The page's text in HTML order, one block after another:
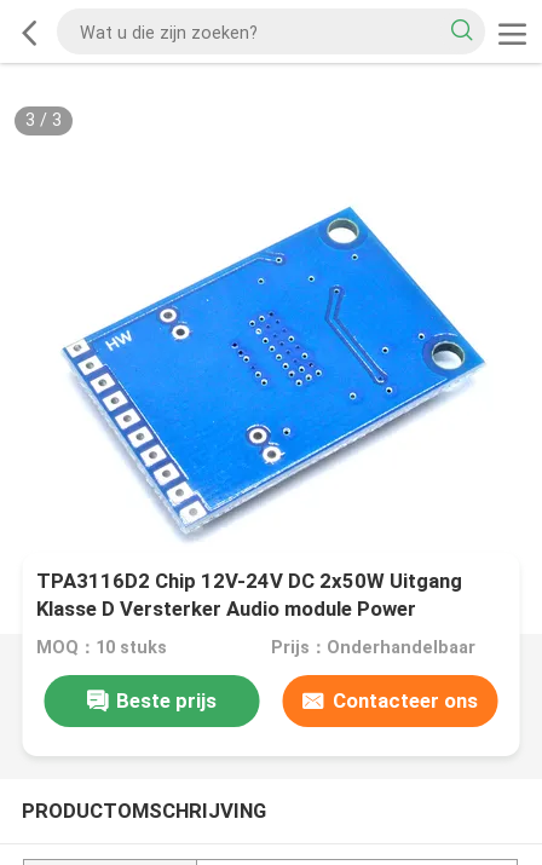
3 / 3
TPA3116D2 Chip 12V-24V DC 2x50W Uitgang
Klasse D Versterker Audio module Power
Amplifier Board
MOQ：10 stuks Prijs：Onderhandelbaar
Beste prijs Contacteer ons
PRODUCTOMSCHRIJVING